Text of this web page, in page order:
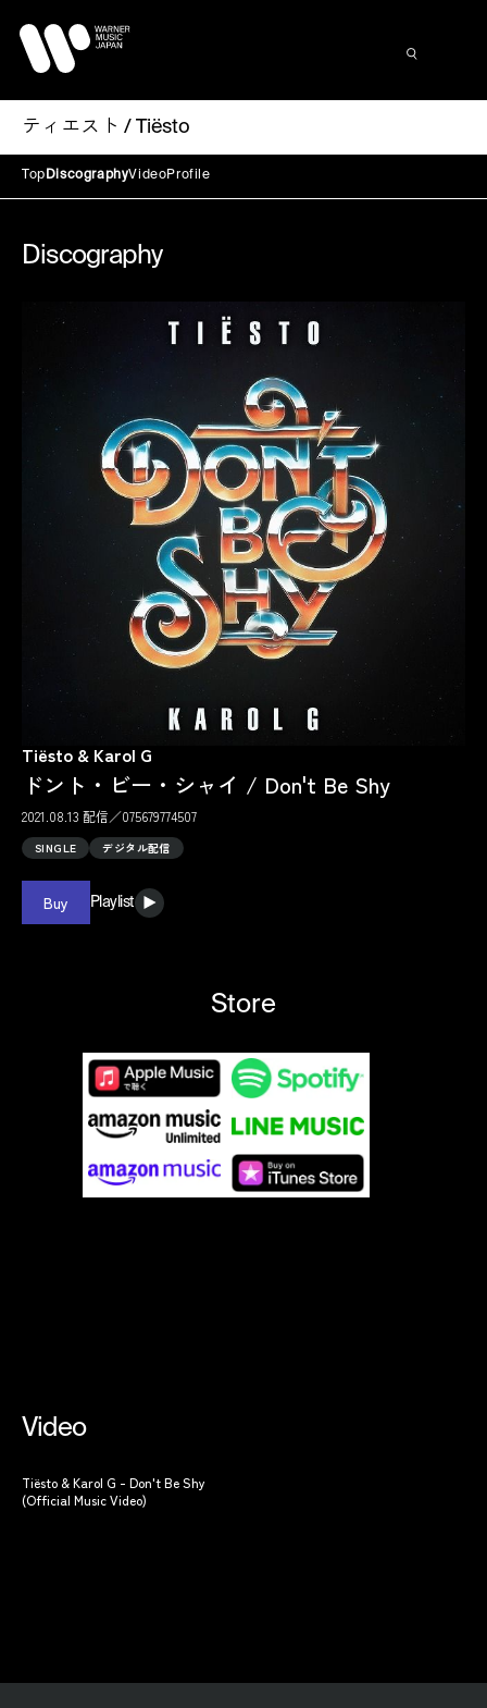
ティエスト / Tiësto
Top DiscographyVideoProfile
Discography
Tiësto & Karol G
ドント・ビー・シャイ / Don't Be Shy
2021.08.13 配信／075679774507
SINGLE デジタル配信
Buy Playlist
Store
Video
Tiësto & Karol G - Don't Be Shy
(Official Music Video)